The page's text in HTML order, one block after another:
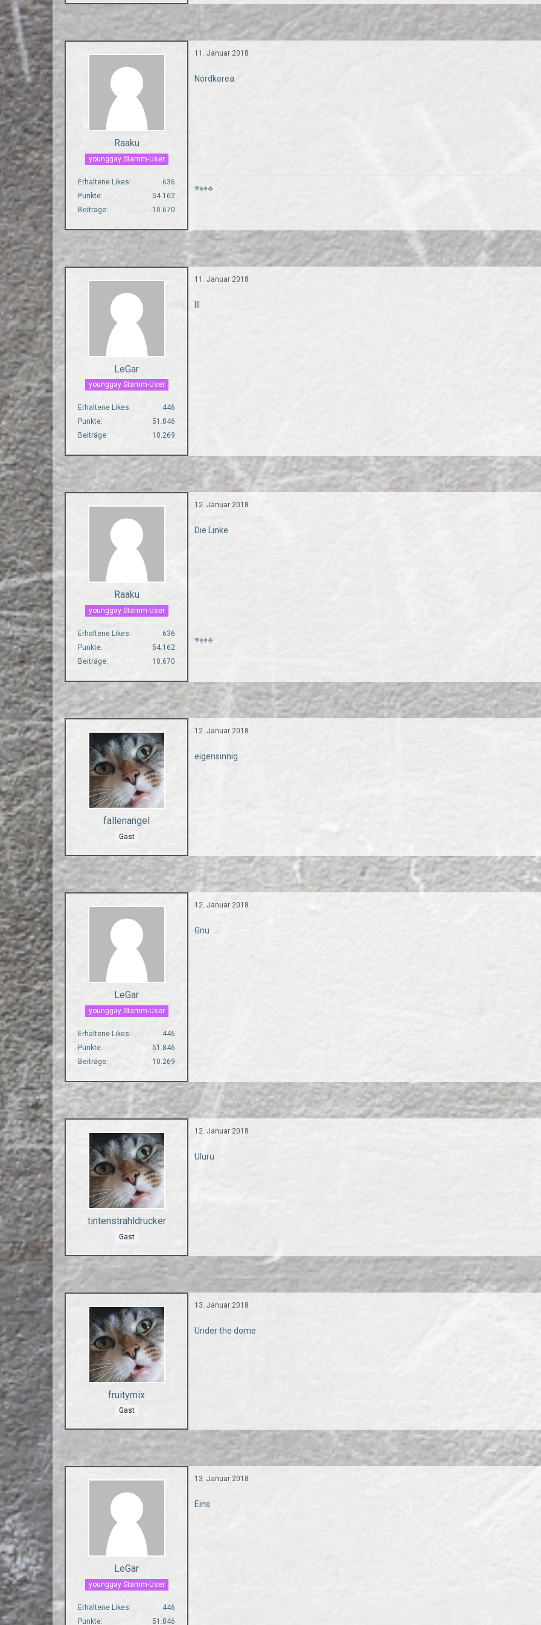
Raaku
younggay Stamm-User
Erhaltene Likes
636
Punkte
54.162
Beiträge
10.670
11. Januar 2018
Nordkorea
♥♠♦♣
LeGar
younggay Stamm-User
Erhaltene Likes
446
Punkte
51.846
Beiträge
10.269
11. Januar 2018
Ill
Raaku
younggay Stamm-User
Erhaltene Likes
636
Punkte
54.162
Beiträge
10.670
12. Januar 2018
Die Linke
♥♠♦♣
fallenangel
Gast
12. Januar 2018
eigensinnig
LeGar
younggay Stamm-User
Erhaltene Likes
446
Punkte
51.846
Beiträge
10.269
12. Januar 2018
Gnu
tintenstrahldrucker
Gast
12. Januar 2018
Uluru
fruitymix
Gast
13. Januar 2018
Under the dome
LeGar
younggay Stamm-User
Erhaltene Likes
446
Punkte
51.846
13. Januar 2018
Eins